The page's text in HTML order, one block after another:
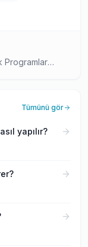
Programlar
bilgisiniTümünü gör
yapılır?